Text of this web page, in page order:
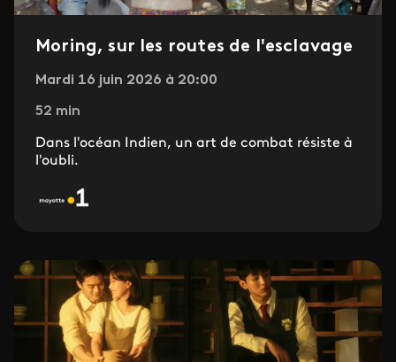
Moring, sur les routes de l'esclavage
Mardi 16 juin 2026 à 20:00
52 min
Dans l'océan Indien, un art de combat résiste à
l'oubli.